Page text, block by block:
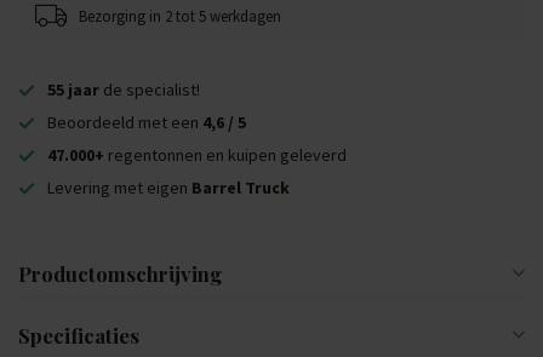
Bezorging in 2 tot 5 werkdagen
55 jaar de specialist!
Beoordeeld met een 4,6 / 5
47.000+ regentonnen en kuipen geleverd
Levering met eigen Barrel Truck
Productomschrijving
Specificaties